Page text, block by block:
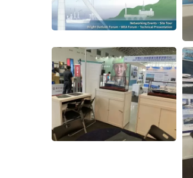
Thunfisch-Langliner-Boot